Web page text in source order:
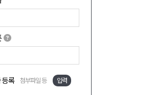
등록 첨부파일 등 입력